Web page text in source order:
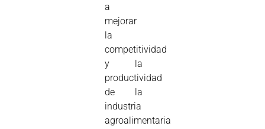
a
mejorar
la
competitividad
y la
productividad
de la
industria
agroalimentaria